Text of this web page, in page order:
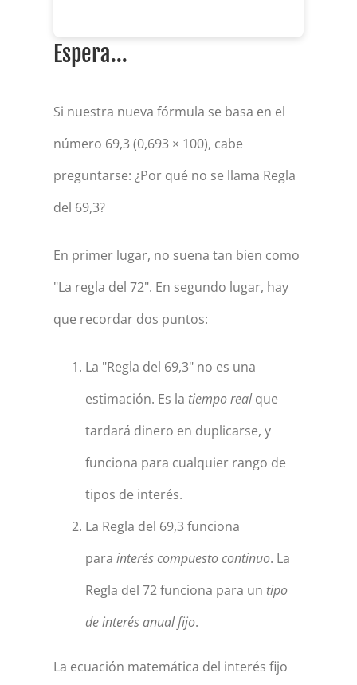
Espera...
Si nuestra nueva fórmula se basa en el
número 69,3 (0,693 × 100), cabe
preguntarse: ¿Por qué no se llama Regla
del 69,3?
En primer lugar, no suena tan bien como
"La regla del 72". En segundo lugar, hay
que recordar dos puntos:
La "Regla del 69,3" no es una
estimación. Es la tiempo realque
tardará dinero en duplicarse, y
funciona para cualquier rango de
tipos de interés.
La Regla del 69,3 funciona
para interés compuesto continuo. La
Regla del 72 funciona para un tipo
de interés anual fijo.
La ecuación matemática del interés fijo